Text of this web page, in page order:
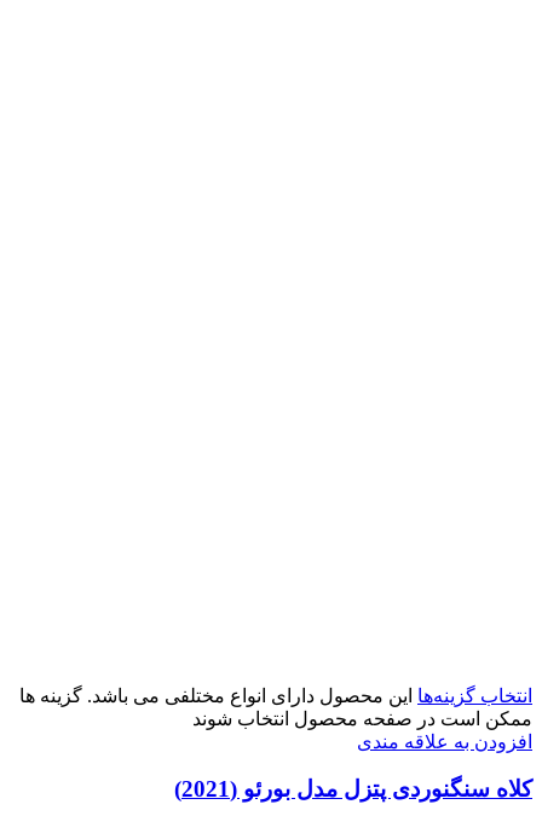
انتخاب گزینه‌ها این محصول دارای انواع مختلفی می باشد. گزینه ها
ممکن است در صفحه محصول انتخاب شوند
افزودن به علاقه مندی
کلاه سنگنوردی پتزل مدل بورئو (2021)